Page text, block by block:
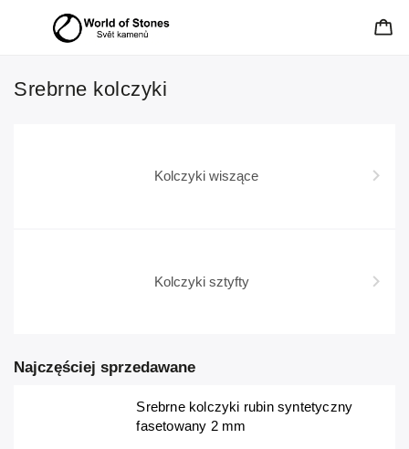
Srebrne kolczyki
Kolczyki wiszące
Kolczyki sztyfty
Najczęściej sprzedawane
Srebrne kolczyki rubin syntetyczny
fasetowany 2 mm